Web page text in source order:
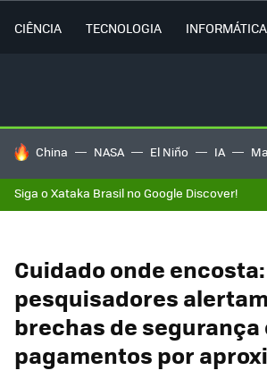
CIÊNCIA TECNOLOGIA INFORMÁTICA
TENDÊNCIAS DO DIA
China NASA El Niño IA
Siga o Xataka Brasil no Google Discover!
Cuidado onde encosta:
pesquisadores
brechas de segurança
pagamentos por